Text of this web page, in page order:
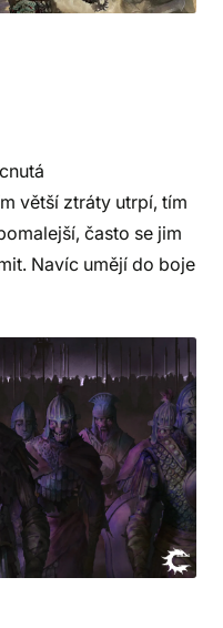
větší ztráty utrpí, tím
často se jim
Navíc umějí do boje